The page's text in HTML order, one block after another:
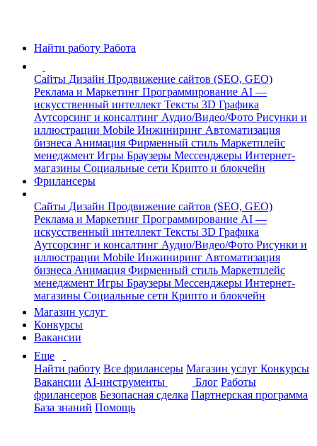
Найти работу Работа
Сайты Дизайн Продвижение сайтов (SEO, GEO)
Реклама и Маркетинг Программирование AI —
искусственный интеллект Тексты 3D Графика
Аутсорсинг и консалтинг Аудио/Видео/Фото Рисунки и
иллюстрации Mobile Инжиниринг Автоматизация
бизнеса Анимация Фирменный стиль Маркетплейс
менеджмент Игры Браузеры Мессенджеры Интернет-
магазины Социальные сети Крипто и блокчейн
Фрилансеры
Сайты Дизайн Продвижение сайтов (SEO, GEO)
Реклама и Маркетинг Программирование AI —
искусственный интеллект Тексты 3D Графика
Аутсорсинг и консалтинг Аудио/Видео/Фото Рисунки и
иллюстрации Mobile Инжиниринг Автоматизация
бизнеса Анимация Фирменный стиль Маркетплейс
менеджмент Игры Браузеры Мессенджеры Интернет-
магазины Социальные сети Крипто и блокчейн
Магазин услуг
Конкурсы
Вакансии
Еще
Найти работу Все фрилансеры Магазин услуг Конкурсы
Вакансии AI-инструменты Блог Работы
фрилансеров Безопасная сделка Партнерская программа
База знаний Помощь